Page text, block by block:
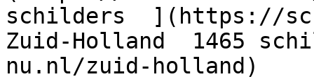
schilders  ](https://
Zuid-Holland  1465
nu.nl/zuid-holland)